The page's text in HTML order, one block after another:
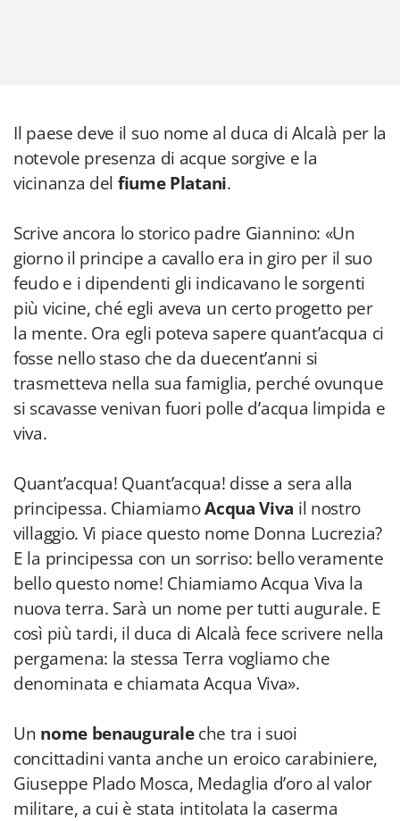
Il paese deve il suo nome al duca di Alcalà per la
notevole presenza di acque sorgive e la
vicinanza del fiume Platani.
Scrive ancora lo storico padre Giannino: «Un
giorno il principe a cavallo era in giro per il suo
feudo e i dipendenti gli indicavano le sorgenti
più vicine, ché egli aveva un certo progetto per
la mente. Ora egli poteva sapere quant’acqua ci
fosse nello staso che da duecent’anni si
trasmetteva nella sua famiglia, perché ovunque
si scavasse venivan fuori polle d’acqua limpida e
viva.
Quant’acqua! Quant’acqua! disse a sera alla
principessa. ChiamiamoAcqua Viva il nostro
villaggio. Vi piace questo nome Donna Lucrezia?
E la principessa con un sorriso: bello veramente
bello questo nome! Chiamiamo Acqua Viva la
nuova terra. Sarà un nome per tutti augurale. E
così più tardi, il duca di Alcalà fece scrivere nella
pergamena: la stessa Terra vogliamo che
denominata e chiamata Acqua Viva».
Un nome benauguraleche tra i suoi
concittadini vanta anche un eroico carabiniere,
Giuseppe Plado Mosca, Medaglia d’oro al valor
militare, a cui è stata intitolata la caserma